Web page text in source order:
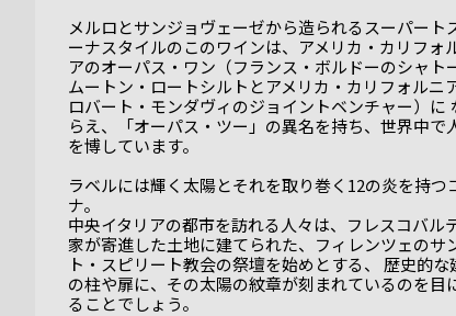
メルロとサンジョヴェーゼから造られるスーパート
ーナスタイルのこのワインは、アメリカ・カリフォ
アのオーパス・ワン（フランス・ボルドーのシャト
ムートン・ロートシルトとアメリカ・カリフォルニ
ロバート・モンダヴィのジョイントベンチャー）に
らえ、「オーパス・ツー」の異名を持ち、世界中で
を博しています。
ラベルには輝く太陽とそれを取り巻く12の炎を持つ
ナ。
中央イタリアの都市を訪れる人々は、フレスコバル
家が寄進した土地に建てられた、フィレンツェのサ
ト・スピリート教会の祭壇を始めとする、 歴史的な
の柱や扉に、その太陽の紋章が刻まれているのを目
ることでしょう。